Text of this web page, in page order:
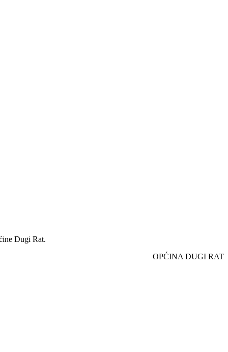
Dugi Rat.
OPĆINA DUGI RAT